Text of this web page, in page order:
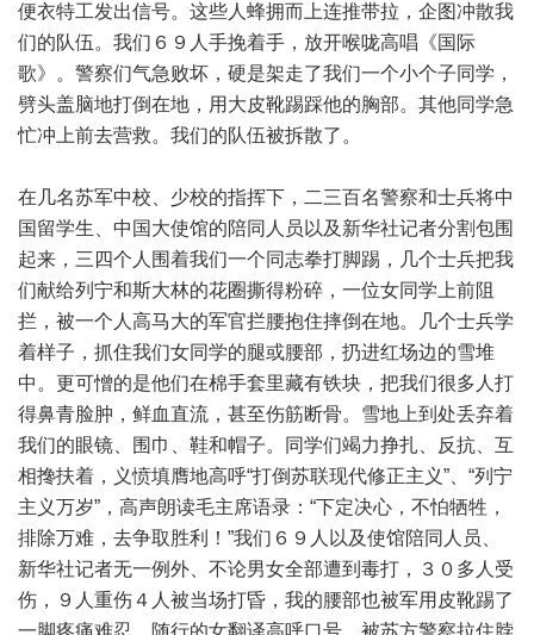
便衣特工发出信号。这些人蜂拥而上连推带拉，企图冲散我
们的队伍。我们６９人手挽着手，放开喉咙高唱《国际
歌》。警察们气急败坏，硬是架走了我们一个小个子同学，
劈头盖脑地打倒在地，用大皮靴踢踩他的胸部。其他同学急
忙冲上前去营救。我们的队伍被拆散了。
在几名苏军中校、少校的指挥下，二三百名警察和士兵将中
国留学生、中国大使馆的陪同人员以及新华社记者分割包围
起来，三四个人围着我们一个同志拳打脚踢，几个士兵把我
们献给列宁和斯大林的花圈撕得粉碎，一位女同学上前阻
拦，被一个人高马大的军官拦腰抱住摔倒在地。几个士兵学
着样子，抓住我们女同学的腿或腰部，扔进红场边的雪堆
中。更可憎的是他们在棉手套里藏有铁块，把我们很多人打
得鼻青脸肿，鲜血直流，甚至伤筋断骨。雪地上到处丢弃着
我们的眼镜、围巾、鞋和帽子。同学们竭力挣扎、反抗、互
相搀扶着，义愤填膺地高呼“打倒苏联现代修正主义”、“列宁
主义万岁”，高声朗读毛主席语录：“下定决心，不怕牺牲，
排除万难，去争取胜利！”我们６９人以及使馆陪同人员、
新华社记者无一例外、不论男女全部遭到毒打，３０多人受
伤，９人重伤４人被当场打昏，我的腰部也被军用皮靴踢了
一脚疼痛难忍。随行的女翻译高呼口号，被苏方警察拉住脖